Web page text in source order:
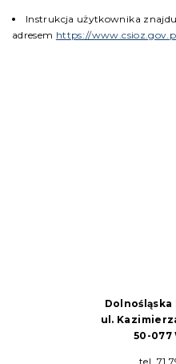
Instrukcja użytkownika
adresem https://
Dolnośląska
ul.
50-077
tel. 71